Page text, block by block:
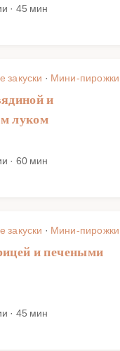
· 45 мин
закуски · Мини-пирожки
и
луком
· 60 мин
закуски · Мини-пирожки
и печеными
· 45 мин